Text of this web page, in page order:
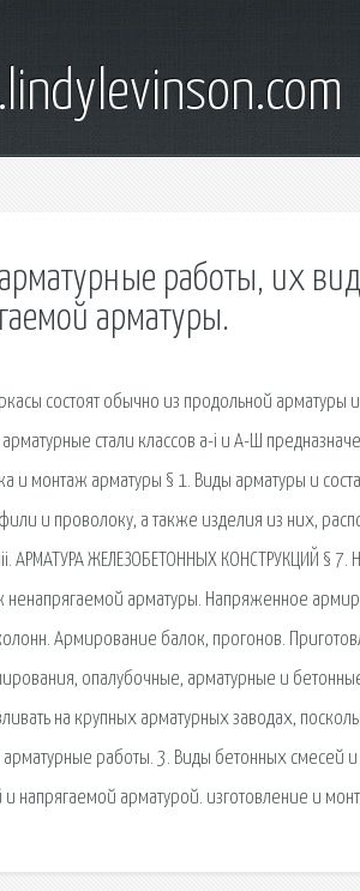
работы, их
арматуры.
состоят обычно из продольной
арматурные стали классов a-i и А-Ш
и монтаж арматуры § 1. Виды арматуры и
и проволоку, а также изделия из них,
АРМАТУРА ЖЕЛЕЗОБЕТОННЫХ КОНСТРУКЦИЙ §
ненапрягаемой арматуры. Напряженное
Армирование балок, прогонов.
опалубочные, арматурные и
на крупных арматур­ных заводах,
работы. 3. Виды бетонных смесей
напрягаемой арматурой. изготовление и